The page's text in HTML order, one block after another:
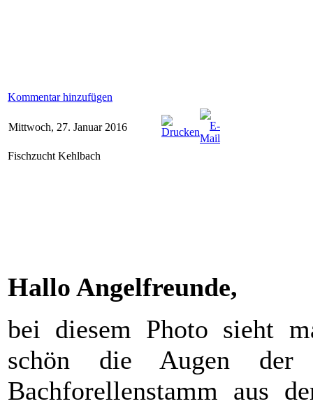
Kommentar hinzufügen
Mittwoch, 27. Januar 2016
Fischzucht Kehlbach
Hallo Angelfreunde,
bei diesem Photo sieht
schön die Augen der
Bachforellenstamm aus